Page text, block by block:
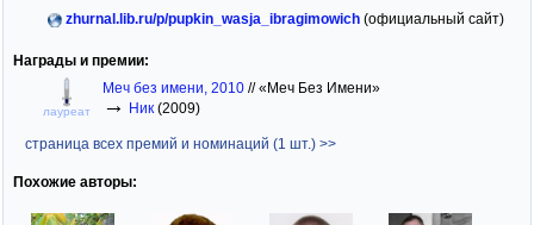
zhurnal.lib.ru/p/pupkin_wasja_ibragimowich(официальный сайт)
Награды и премии:
лауреат
Меч без имени, 2010 //«Меч Без Имени»
→ Ник (2009)
страница всех премий и номинаций (1 шт.) >>
Похожие авторы: